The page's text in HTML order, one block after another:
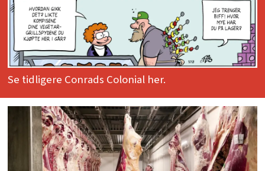
Se tidligere Conrads Colonial her.